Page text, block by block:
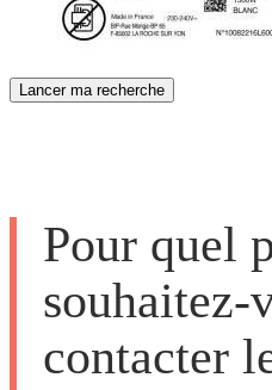
Lancer ma recherche
Pour quel
souhaitez-
contacter